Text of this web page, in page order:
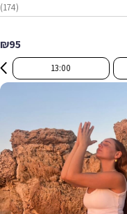
(174)
₪95
13:00